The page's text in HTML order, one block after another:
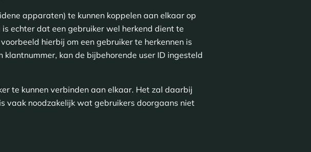
apparaten) te kunnen koppelen aan elkaar op
echter dat een gebruiker wel herkend dient te
hierbij om een gebruiker te herkennen is
kan de bijbehorende user ID ingesteld
te kunnen verbinden aan elkaar. Het zal daarbij
vaak noodzakelijk wat gebruikers doorgaans niet